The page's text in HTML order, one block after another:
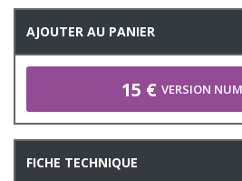
AJOUTER AU PANIER
15 € VERSION
FICHE TECHNIQUE